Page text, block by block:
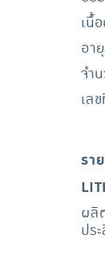
เนื้
อา
จำ
เล
รา
ผลิ
ปร